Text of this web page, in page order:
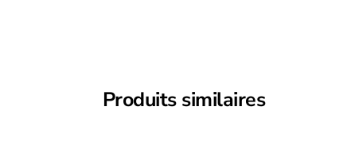
Produits similaires